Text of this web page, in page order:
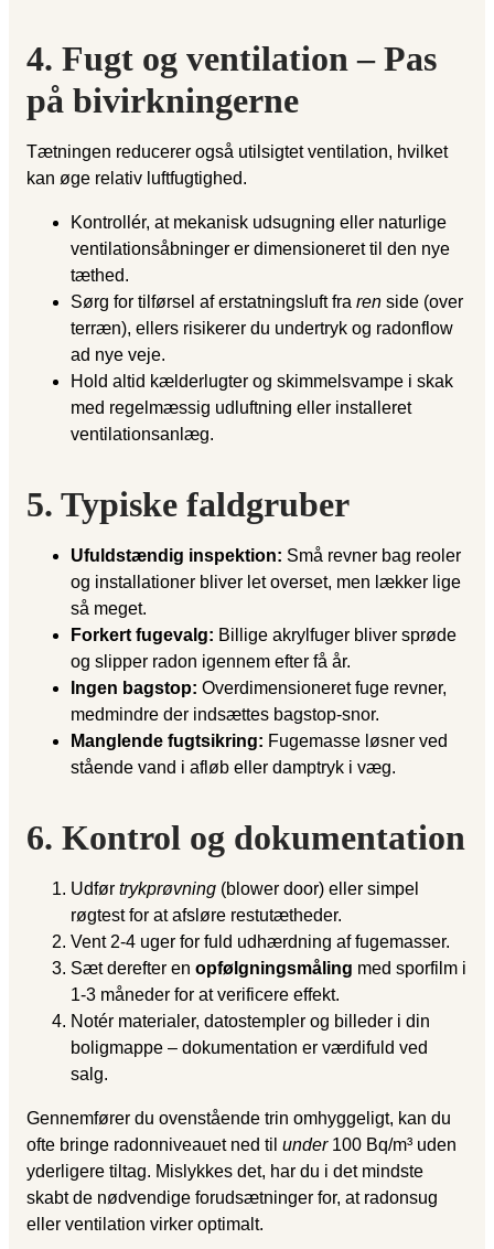
4. Fugt og ventilation – Pas
på bivirkningerne
Tætningen reducerer også utilsigtet ventilation, hvilket
kan øge relativ luftfugtighed.
Kontrollér, at mekanisk udsugning eller naturlige
ventilationsåbninger er dimensioneret til den nye
tæthed.
Sørg for tilførsel af erstatningsluft fra ren side (over
terræn), ellers risikerer du undertryk og radonflow
ad nye veje.
Hold altid kælderlugter og skimmelsvampe i skak
med regelmæssig udluftning eller installeret
ventilationsanlæg.
5. Typiske faldgruber
Ufuldstændig inspektion: Små revner bag reoler
og installationer bliver let overset, men lækker lige
så meget.
Forkert fugevalg: Billige akrylfuger bliver sprøde
og slipper radon igennem efter få år.
Ingen bagstop: Overdimensioneret fuge revner,
medmindre der indsættes bagstop-snor.
Manglende fugtsikring: Fugemasse løsner ved
stående vand i afløb eller damptryk i væg.
6. Kontrol og dokumentation
Udfør trykprøvning (blower door) eller simpel
røgtest for at afsløre restutætheder.
Vent 2-4 uger for fuld udhærdning af fugemasser.
Sæt derefter en opfølgningsmåling med sporfilm i
1-3 måneder for at verificere effekt.
Notér materialer, datostempler og billeder i din
boligmappe – dokumentation er værdifuld ved
salg.
Gennemfører du ovenstående trin omhyggeligt, kan du
ofte bringe radonniveauet ned til under100 Bq/m³ uden
yderligere tiltag. Mislykkes det, har du i det mindste
skabt de nødvendige forudsætninger for, at radonsug
eller ventilation virker optimalt.